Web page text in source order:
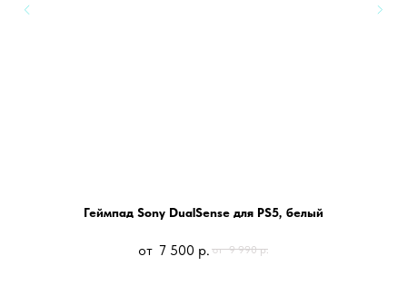
Геймпад Sony DualSense для PS5, белый
7 500 р. 9 990 р.